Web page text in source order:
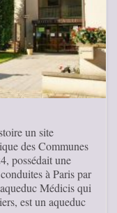
un site
des Communes
possédait une
à Paris par
Médicis qui
est un aqueduc